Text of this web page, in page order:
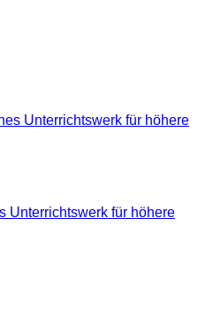
Unterrichtswerk für höhere